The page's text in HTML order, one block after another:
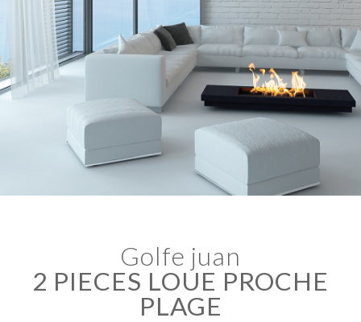
golfe juan
2 PIECES LOUE PROCHE
PLAGE